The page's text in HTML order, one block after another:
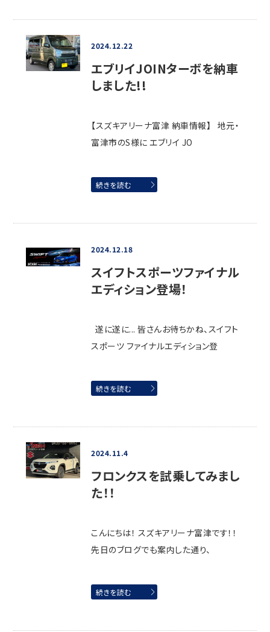
2024.12.22
エブリイJOINターボを納車
しました!!
【スズキアリーナ富津 納車情報】 地元・
富津市のS様に エブリイ JO
続きを読む
2024.12.18
スイフトスポーツファイナル
エディション登場！
遂に遂に... 皆さんお待ちかね、スイフト
スポーツ ファイナルエディション登
続きを読む
2024.11.4
フロンクスを試乗してみまし
た！！
こんにちは！ スズキアリーナ富津です！！
先日のブログでも案内した通り、
続きを読む